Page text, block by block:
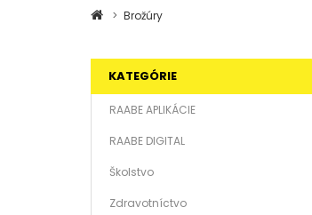
Brožúry
KATEGÓRIE
RAABE APLIKÁCIE
RAABE DIGITAL
Školstvo
Zdravotníctvo